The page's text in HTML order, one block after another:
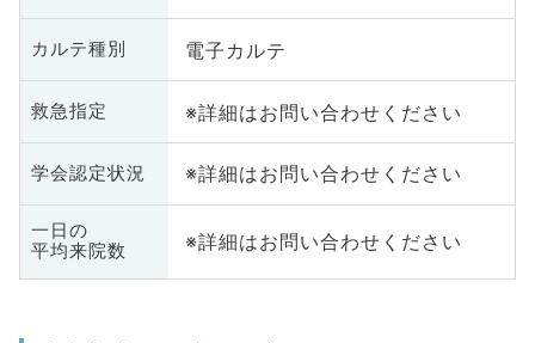
カルテ種別 電子カルテ
救急指定 ※詳細はお問い合わせください
学会認定状況 ※詳細はお問い合わせください
一日の
平均来院数
※詳細はお問い合わせください